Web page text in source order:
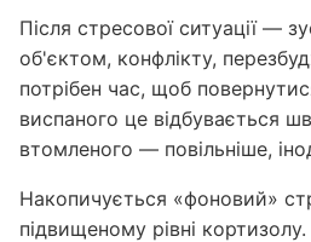
Після стресової ситуації —
об'єктом, конфлікту,
потрібен час, щоб
виспаного це відбувається
втомленого — повільніше,
Накопичується «фоновий»
підвищеному рівні